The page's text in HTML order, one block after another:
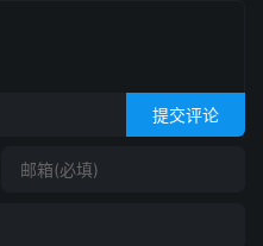
提交评论